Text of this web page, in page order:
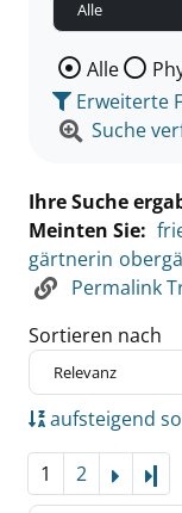
Wählen Sie
Alle
Erweiterte
Suche
Ihre Suche
Meinten Sie:
gärtnerin
Permalink
Sortieren nach
aufsteigend
1 2